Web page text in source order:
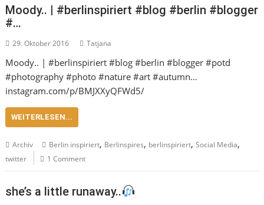
Moody.. | #berlinspiriert #blog #berlin #blogger
#…
29. Oktober 2016 Tatjana
Moody.. | #berlinspiriert #blog #berlin #blogger #potd
#photography #photo #nature #art #autumn…
instagram.com/p/BMJXXyQFWd5/
WEITERLESEN...
Archiv Berlin inspiriert, Berlinspires, berlinspiriert,Social Media,
twitter 1 Comment
she’s a little runaway..